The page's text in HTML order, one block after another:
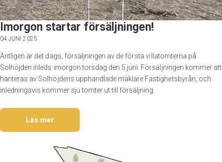
Imorgon startar försäljningen!
04 JUNI 2025
Äntligen är det dags, försäljningen av de första villatomterna på
Solhöjden inleds imorgon torsdag den 5 juni. Försäljningen kommer att
hanteras av Solhöjdens upphandlade mäklare Fastighetsbyrån, och
inledningsvis kommer sju tomter ut till försäljning.
Läs mer